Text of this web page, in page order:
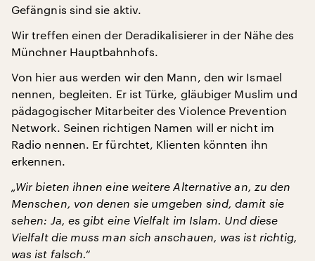
Gefängnis sind sie aktiv.
Wir treffen einen der Deradikalisierer in der Nähe des
Münchner Hauptbahnhofs.
Von hier aus werden wir den Mann, den wir Ismael
nennen, begleiten. Er ist Türke, gläubiger Muslim und
pädagogischer Mitarbeiter des Violence Prevention
Network. Seinen richtigen Namen will er nicht im
Radio nennen. Er fürchtet, Klienten könnten ihn
erkennen.
„Wir bieten ihnen eine weitere Alternative an, zu den
Menschen, von denen sie umgeben sind, damit sie
sehen: Ja, es gibt eine Vielfalt im Islam. Und diese
Vielfalt die muss man sich anschauen, was ist richtig,
was ist falsch.“